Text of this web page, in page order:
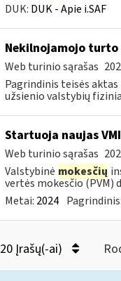
DUK: DUK - Apie i.SAF
Nekilnojamojo turto
Web turinio sąrašas
Pagrindinis teisės
užsienio valstybių
Startuoja naujas
Web turinio sąrašas
Valstybinė mokesčių
vertės mokesčio (PVM)
Metai: 2024 Pagrindinis:
20 Įrašų(-ai)